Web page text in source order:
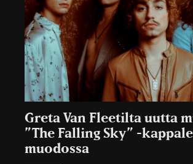
Greta Van Fleetilta uutta
”The Falling Sky” -
muodossa